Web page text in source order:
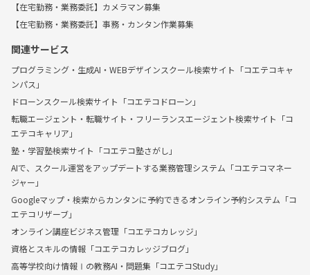
【在宅勤務・業務委託】カメラマン募集
【在宅勤務・業務委託】事務・カンタン作業募集
関連サービス
プログラミング・生成AI・WEBデザインスクール検索サイト「コエテコキャ
ンパス」
ドローンスクール検索サイト「コエテコドローン」
転職エージェント・転職サイト・フリーランスエージェント検索サイト「コ
エテコキャリア」
塾・学習塾検索サイト「コエテコ塾さがし」
AIで、スクール運営をアップデートする業務管理システム「コエテコマネー
ジャー」
Googleマップ・検索からカンタンに予約できるオンライン予約システム「コ
エテコリザーブ」
オンライン講座ビジネス管理「コエテコカレッジ」
資格とスキルの情報「コエテコカレッジブログ」
高等学校向け情報Ⅰの教務AI・問題集「コエテコStudy」